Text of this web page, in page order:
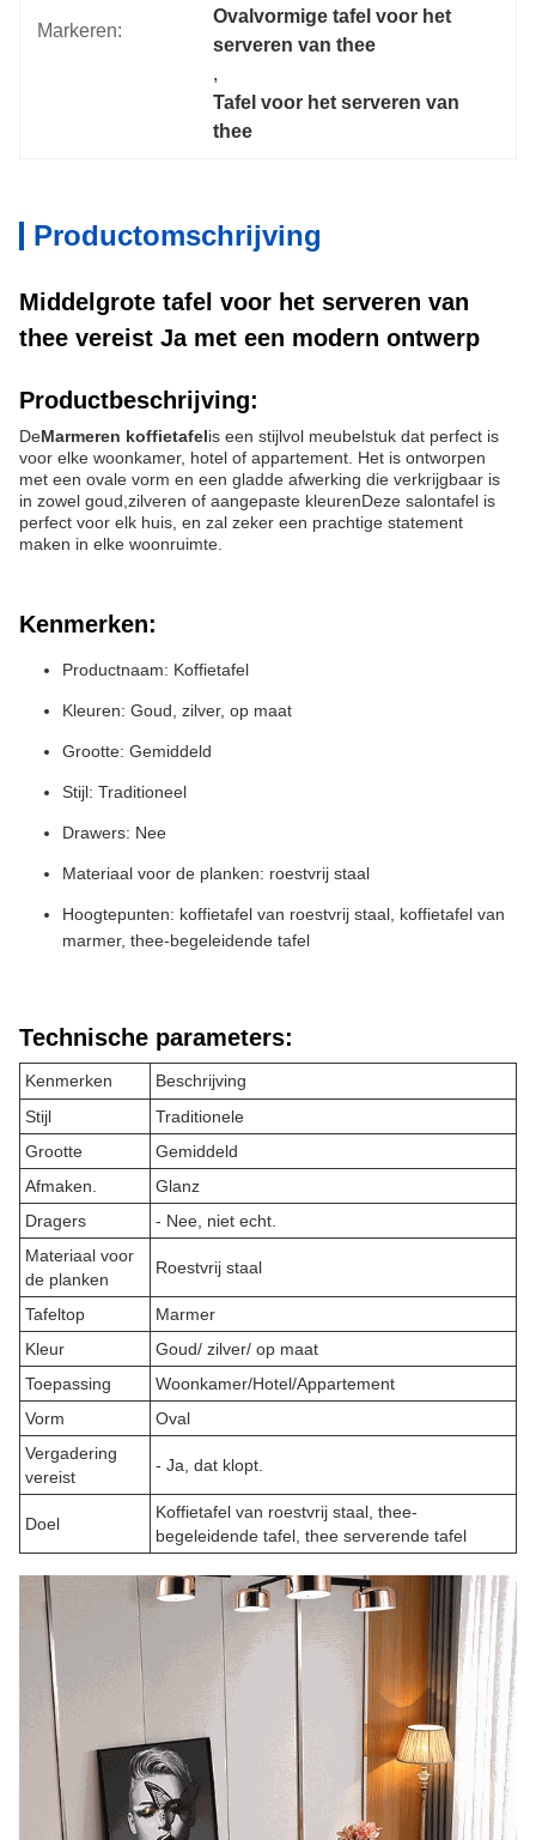
Markeren:
Ovalvormige tafel voor het
serveren van thee
,
Tafel voor het serveren van
thee
Productomschrijving
Middelgrote tafel voor het serveren van
thee vereist Ja met een modern ontwerp
Productbeschrijving:
DeMarmeren koffietafelis een stijlvol meubelstuk dat perfect is
voor elke woonkamer, hotel of appartement. Het is ontworpen
met een ovale vorm en een gladde afwerking die verkrijgbaar is
in zowel goud,zilveren of aangepaste kleurenDeze salontafel is
perfect voor elk huis, en zal zeker een prachtige statement
maken in elke woonruimte.
Kenmerken:
Productnaam: Koffietafel
Kleuren: Goud, zilver, op maat
Grootte: Gemiddeld
Stijl: Traditioneel
Drawers: Nee
Materiaal voor de planken: roestvrij staal
Hoogtepunten: koffietafel van roestvrij staal, koffietafel van
marmer, thee-begeleidende tafel
Technische parameters:
Kenmerken
Beschrijving
Stijl
Traditionele
Grootte
Gemiddeld
Afmaken.
Glanz
Dragers
- Nee, niet echt.
Materiaal voor
de planken
Roestvrij staal
Tafeltop
Marmer
Kleur
Goud/ zilver/ op maat
Toepassing
Woonkamer/Hotel/Appartement
Vorm
Oval
Vergadering
vereist
- Ja, dat klopt.
Doel
Koffietafel van roestvrij staal, thee-
begeleidende tafel, thee serverende tafel